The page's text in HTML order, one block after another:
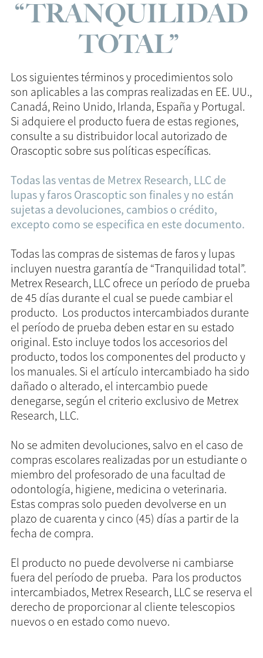
“TRANQUILIDAD
TOTAL”
Los siguientes términos y procedimientos solo
son aplicables a las compras realizadas en EE. UU.,
Canadá, Reino Unido, Irlanda, España y Portugal.
Si adquiere el producto fuera de estas regiones,
consulte a su distribuidor local autorizado de
Orascoptic sobre sus políticas específicas.
Todas las ventas de Metrex Research, LLC de
lupas y faros Orascoptic son finales y no están
sujetas a devoluciones, cambios o crédito,
excepto como se especifica en este documento.
Todas las compras de sistemas de faros y lupas
incluyen nuestra garantía de “Tranquilidad total”.
Metrex Research, LLC ofrece un período de prueba
de 45 días durante el cual se puede cambiar el
producto. Los productos intercambiados durante
el período de prueba deben estar en su estado
original. Esto incluye todos los accesorios del
producto, todos los componentes del producto y
los manuales. Si el artículo intercambiado ha sido
dañado o alterado, el intercambio puede
denegarse, según el criterio exclusivo de Metrex
Research, LLC.
No se admiten devoluciones, salvo en el caso de
compras escolares realizadas por un estudiante o
miembro del profesorado de una facultad de
odontología, higiene, medicina o veterinaria.
Estas compras solo pueden devolverse en un
plazo de cuarenta y cinco (45) días a partir de la
fecha de compra.
El producto no puede devolverse ni cambiarse
fuera del período de prueba. Para los productos
intercambiados, Metrex Research, LLC se reserva el
derecho de proporcionar al cliente telescopios
nuevos o en estado como nuevo.